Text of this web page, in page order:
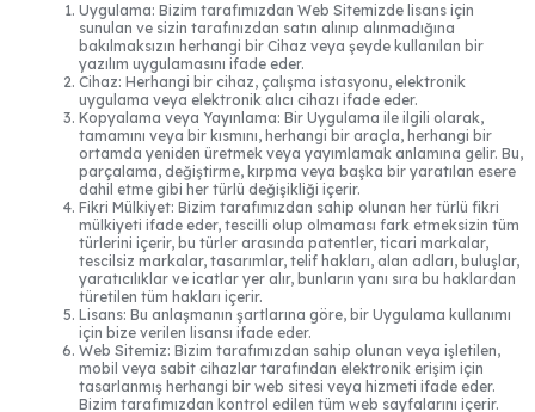
Uygulama: Bizim tarafımızdan Web Sitemizde lisans için
sunulan ve sizin tarafınızdan satın alınıp alınmadığına
bakılmaksızın herhangi bir Cihaz veya şeyde kullanılan bir
yazılım uygulamasını ifade eder.
Cihaz: Herhangi bir cihaz, çalışma istasyonu, elektronik
uygulama veya elektronik alıcı cihazı ifade eder.
Kopyalama veya Yayınlama: Bir Uygulama ile ilgili olarak,
tamamını veya bir kısmını, herhangi bir araçla, herhangi bir
ortamda yeniden üretmek veya yayımlamak anlamına gelir. Bu,
parçalama, değiştirme, kırpma veya başka bir yaratılan esere
dahil etme gibi her türlü değişikliği içerir.
Fikri Mülkiyet: Bizim tarafımızdan sahip olunan her türlü fikri
mülkiyeti ifade eder, tescilli olup olmaması fark etmeksizin tüm
türlerini içerir, bu türler arasında patentler, ticari markalar,
tescilsiz markalar, tasarımlar, telif hakları, alan adları, buluşlar,
yaratıcılıklar ve icatlar yer alır, bunların yanı sıra bu haklardan
türetilen tüm hakları içerir.
Lisans: Bu anlaşmanın şartlarına göre, bir Uygulama kullanımı
için bize verilen lisansı ifade eder.
Web Sitemiz: Bizim tarafımızdan sahip olunan veya işletilen,
mobil veya sabit cihazlar tarafından elektronik erişim için
tasarlanmış herhangi bir web sitesi veya hizmeti ifade eder.
Bizim tarafımızdan kontrol edilen tüm web sayfalarını içerir.